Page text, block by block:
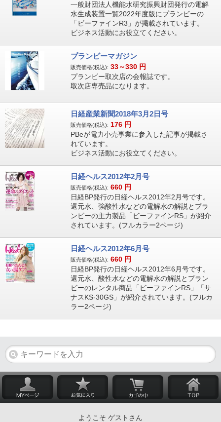
一般財団法人機能水研究振興財団発行の電解
水生成装置一覧2022年度版にプランビーの
「ビーファインR3」が掲載されています。
ビジネス活動にお役立てください。
プランビーマガジン
販売価格(税込): 33～330 円
プランビー取次店の会報誌です。
取次店専売品になります。
日経産業新聞2018年3月2日号
販売価格(税込): 176 円
PBeが電力小売事業に参入した記事が掲載さ
れています。
ビジネス活動にお役立てください。
日経ヘルス2012年2月号
販売価格(税込): 660 円
日経BP発行の日経ヘルス2012年2月号です。
還元水、強酸性水などの電解水の解説とプラ
ンビーの主力製品「ビーファインRS」が紹介
されています。(フルカラー2ページ)
日経ヘルス2012年6月号
販売価格(税込): 660 円
日経BP発行の日経ヘルス2012年6月号です。
還元水、酸性水などの電解水の解説とプラン
ビーのレンタル商品「ビーファインRS」「サ
ナスKS-30GS」が紹介されています。(フルカ
ラー2ページ)
ようこそ ゲストさん